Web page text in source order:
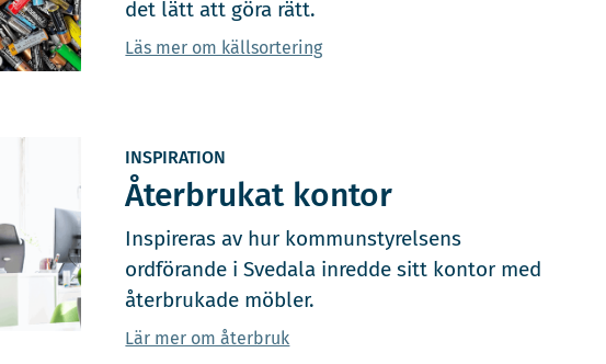
det lätt att göra rätt.
Läs mer om källsortering
INSPIRATION
Återbrukat kontor
Inspireras av hur kommunstyrelsens
ordförande i Svedala inredde sitt kontor med
återbrukade möbler.
Lär mer om återbruk